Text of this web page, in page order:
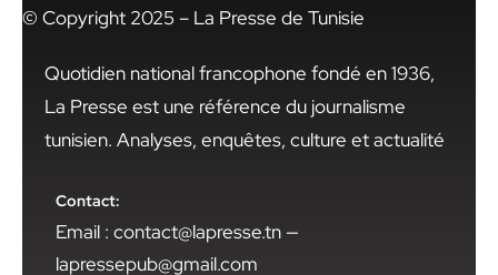
© Copyright 2025 – La Presse de Tunisie
Quotidien national francophone fondé en 1936,
La Presse est une référence du journalisme
tunisien. Analyses, enquêtes, culture et actualité
Contact:
Email : contact@lapresse.tn —
lapressepub@gmail.com